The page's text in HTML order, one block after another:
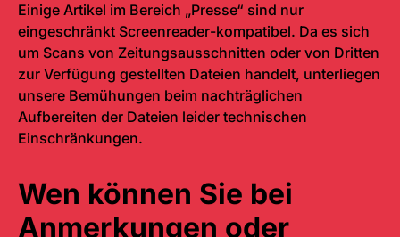
Einige Artikel im Bereich „Presse“ sind nur
eingeschränkt Screenreader-kompatibel. Da es sich
um Scans von Zeitungsausschnitten oder von Dritten
zur Verfügung gestellten Dateien handelt, unterliegen
unsere Bemühungen beim nachträglichen
Aufbereiten der Dateien leider technischen
Einschränkungen.
Wen können Sie bei
Anmerkungen oder